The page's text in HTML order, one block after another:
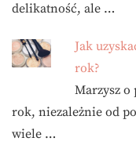
delikatność, ale …
Jak
rok?
Marzysz o
rok, niezależnie od
wiele …